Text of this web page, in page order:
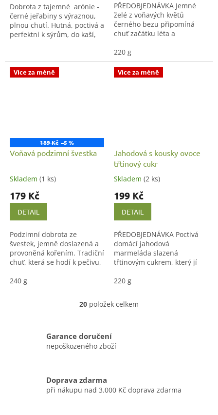
Dobrota z tajemné arónie -
černé jeřabiny s výraznou,
plnou chutí. Hutná, poctivá a
perfektní k sýrům, do kaší,
PŘEDOBJEDNÁVKA Jemné
želé z voňavých květů
černého bezu připomíná
chuť začátku léta a
na pečivo, do dezertů nebo k
sýrům. Poctivě připravené v
malých...
220 g
Více za méně
189 Kč –5 %
Voňavá podzimní švestka
Skladem (1 ks)
179 Kč
DETAIL
Podzimní dobrota ze
švestek, jemně doslazená a
provoněná kořením. Tradiční
chuť, která se hodí k pečivu,
240 g
Více za méně
Jahodová s kousky ovoce
třtinový cukr
Skladem (2 ks)
199 Kč
DETAIL
PŘEDOBJEDNÁVKA Poctivá
domácí jahodová
marmeláda slazená
třtinovým cukrem, který jí
chuť a krásně podtrhuje
Vařená v malých...
220 g
O
á
d
r
20 položek celkem
Garance doručení
nepoškozeného zboží
Doprava zdarma
při nákupu nad 3.000 Kč doprava zdarma